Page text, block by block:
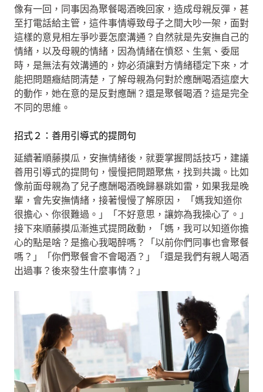
像有一回，同事因為聚餐喝酒晚回家，造成母親反彈，甚
至打電話給主管，這件事情導致母子之間大吵一架，面對
這樣的意見相左爭吵要怎麼溝通？自然就是先安撫自己的
情緒，以及母親的情緒，因為情緒在憤怒、生氣、委屈
時，是無法有效溝通的，妳必須讓對方情緒穩定下來，才
能把問題癥結問清楚，了解母親為何對於應酬喝酒這麼大
的動作，她在意的是反對應酬？還是聚餐喝酒？這是完全
不同的思維。
招式２：善用引導式的提問句
延續著順藤摸瓜，安撫情緒後，就要掌握問話技巧，建議
善用引導式的提問句，慢慢把問題聚焦，找到共識。比如
像前面母親為了兒子應酬喝酒晚歸暴跳如雷，如果我是晚
輩，會先安撫情緒，接著慢慢了解原因， 「媽我知道你
很擔心、你很難過。」「不好意思，讓妳為我操心了。」
接下來順藤摸瓜漸進式提問啟動，「媽，我可以知道你擔
心的點是啥？是擔心我喝醉嗎？「以前你們同事也會聚餐
嗎？」「你們聚餐會不會喝酒？」「還是我們有親人喝酒
出過事？後來發生什麼事情？」